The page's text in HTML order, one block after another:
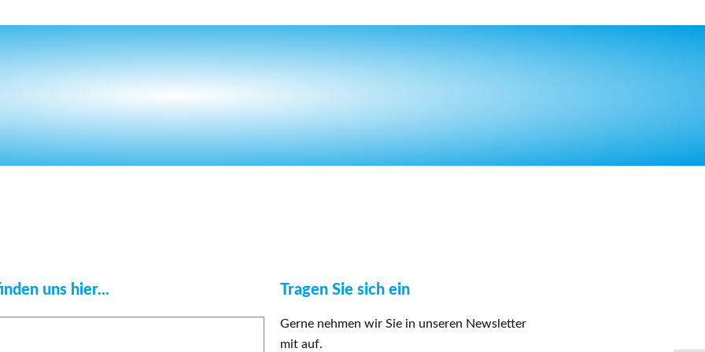
uns hier... Tragen Sie sich ein
Gerne nehmen wir Sie in unseren Newsletter
mit auf.